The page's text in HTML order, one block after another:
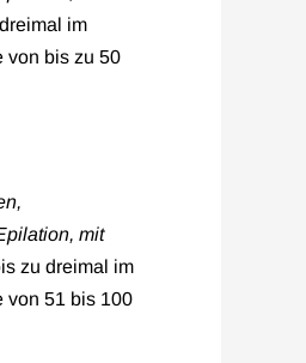
im
von bis zu 50
mit
zu dreimal im
von 51 bis 100